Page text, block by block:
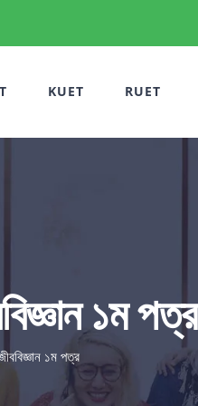
KUET RUET
১ম পত্র
১ম পত্র